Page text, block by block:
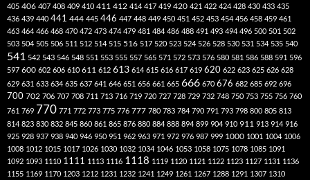
405 406 407 408 409 410 411 412 414 417 419 420 421 422 424 428 430 433 435
436 439 440 441 444 445 446 447 448 449 450 451 452 453 454 456 458 459 461
463 464 466 468 470 472 473 474 479 481 484 486 488 491 493 494 496 500 501 502
503 504 505 506 511 512 514 515 516 517 520 523 524 526 528 530 531 534 535 540
541 542 543 546 548 551 553 555 557 565 571 572 573 576 580 581 586 588 591 596
597 600 602 606 610 611 612 613 614 615 616 617 619 620 622 623 625 626 628
629 631 633 634 635 637 641 646 651 656 661 665 666 670 676 682 685 692 696
700 702 706 707 708 711 713 716 719 720 727 728 729 732 748 750 753 755 756 760
761 769 770 771 772 773 775 776 777 780 783 784 790 791 793 798 800 805 813
814 823 830 832 845 860 861 865 876 880 884 888 894 899 904 910 911 913 914 916
925 928 937 938 940 946 950 951 962 963 971 972 976 987 999 1000 1001 1004 1006
1008 1012 1015 1017 1026 1030 1032 1034 1046 1053 1058 1075 1078 1085 1091
1092 1093 1110 1111 1113 1116 1118 1119 1120 1121 1122 1123 1127 1131 1136
1155 1169 1170 1203 1212 1231 1232 1241 1249 1261 1267 1288 1291 1307 1310